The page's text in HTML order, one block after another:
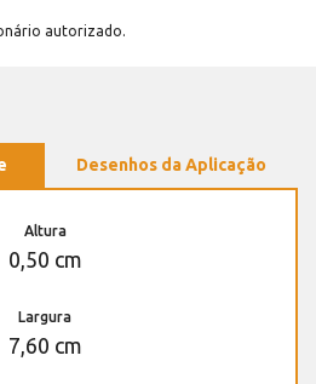
autorizado.
Desenhos da Aplicação
Altura
0,50 cm
Largura
7,60 cm